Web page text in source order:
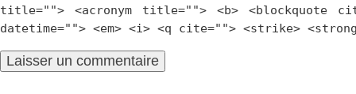
title=""> <acronym title=""> <b> <blockquote
datetime=""> <em> <i> <q cite=""> <strike>